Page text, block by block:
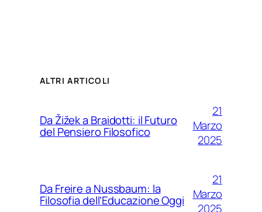
ALTRI ARTICOLI
Da Žižek a Braidotti: il Futuro
del Pensiero Filosofico
21
Marzo
2025
Da Freire a Nussbaum: la
Filosofia dell’Educazione Oggi
21
Marzo
2025